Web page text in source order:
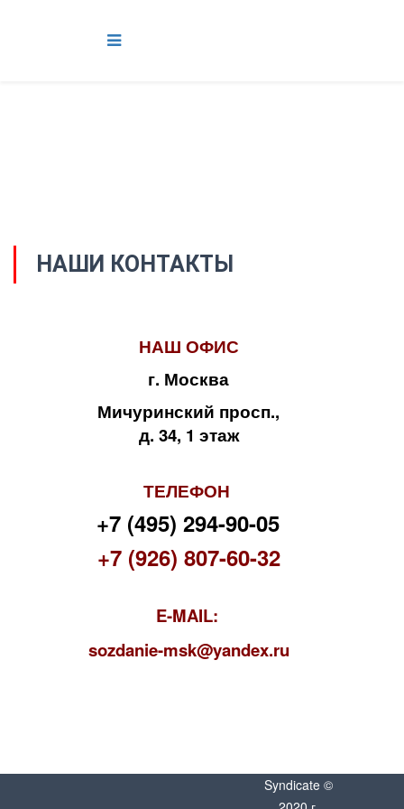
НАШИ КОНТАКТЫ
НАШ ОФИС
г. Москва
Мичуринский просп.,
д. 34, 1 этаж
ТЕЛЕФОН
+7 (495) 294-90-05
+7 (926) 807-60-32
E-MAIL:
sozdanie-msk@yandex.ru
Syndicate ©